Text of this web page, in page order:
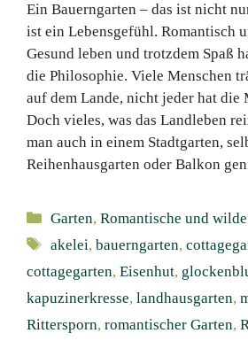
Ein Bauerngarten – das ist nicht
ist ein Lebensgefühl. Romantisch
Gesund leben und trotzdem Spaß
die Philosophie. Viele Menschen
auf dem Lande, nicht jeder hat die
Doch vieles, was das Landleben
man auch in einem Stadtgarten,
Reihenhausgarten oder Balkon
Kategorien
Garten,Romantische und
Schlagwörter
akelei,bauerngarten,
cottagegarten, Eisenhut,
kapuzinerkresse, landhausgarten,
Rittersporn, romantischer Garten,